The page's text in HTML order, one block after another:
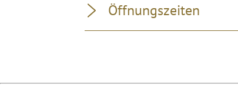
Öffnungszeiten